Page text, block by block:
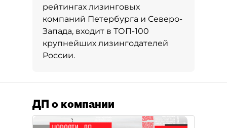
рейтингах лизинговых
компаний Петербурга и Северо-
Запада, входит в ТОП-100
крупнейших лизингодателей
России.
ДП о компании